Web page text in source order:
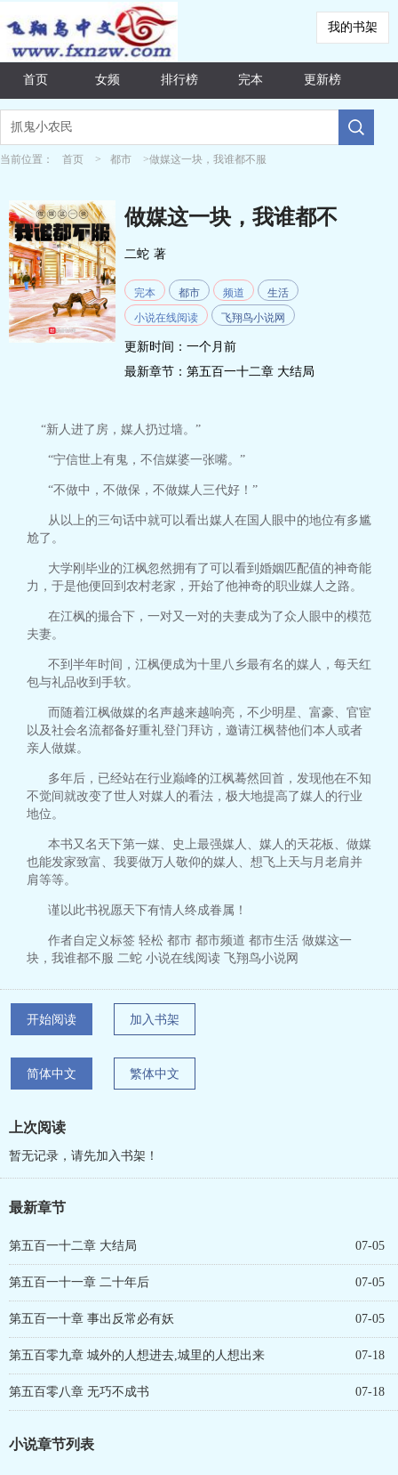
我的书架
首页 女频 排行榜 完本 更新榜
当前位置： 首页 > 都市 >做媒这一块，我谁都不服
做媒这一块，我谁都不
服
二蛇 著
完本 都市 频道
生活
小说在线阅读
飞翔鸟小说网
更新时间：一个月前
最新章节： 第五百一十二章 大结局
“新人进了房，媒人扔过墙。”
“宁信世上有鬼，不信媒婆一张嘴。”
“不做中，不做保，不做媒人三代好！”
从以上的三句话中就可以看出媒人在国人眼中的地位有多尴
尬了。
大学刚毕业的江枫忽然拥有了可以看到婚姻匹配值的神奇能
力，于是他便回到农村老家，开始了他神奇的职业媒人之路。
在江枫的撮合下，一对又一对的夫妻成为了众人眼中的模范
夫妻。
不到半年时间，江枫便成为十里八乡最有名的媒人，每天红
包与礼品收到手软。
而随着江枫做媒的名声越来越响亮，不少明星、富豪、官宦
以及社会名流都备好重礼登门拜访，邀请江枫替他们本人或者
亲人做媒。
多年后，已经站在行业巅峰的江枫蓦然回首，发现他在不知
不觉间就改变了世人对媒人的看法，极大地提高了媒人的行业
地位。
本书又名天下第一媒、史上最强媒人、媒人的天花板、做媒
也能发家致富、我要做万人敬仰的媒人、想飞上天与月老肩并
肩等等。
谨以此书祝愿天下有情人终成眷属！
作者自定义标签 轻松 都市 都市频道 都市生活 做媒这一
块，我谁都不服 二蛇 小说在线阅读 飞翔鸟小说网
开始阅读 加入书架
简体中文 繁体中文
上次阅读
暂无记录，请先加入书架！
最新章节
第五百一十二章 大结局 07-05
第五百一十一章 二十年后 07-05
第五百一十章 事出反常必有妖 07-05
第五百零九章 城外的人想进去,城里的人想出来 07-18
第五百零八章 无巧不成书 07-18
小说章节列表